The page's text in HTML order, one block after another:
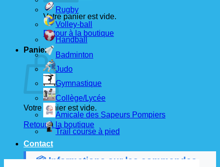
Votre panier est vide.
Retour à la boutique
Panier
Votre panier est vide.
Retour à la boutique
📦 Informations sur les commandes
Rugby
Volley-ball
Handball
Badminton
Judo
Gymnastique
Collège/Lycée
Amicale des Sapeurs Pompiers
Trail course à pied
Contact